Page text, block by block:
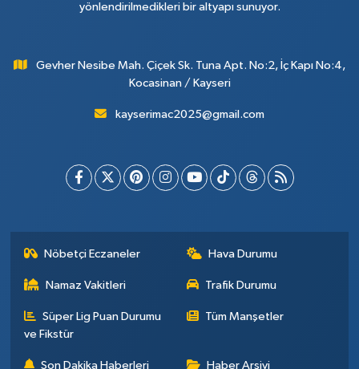
yönlendirilmedikleri bir altyapı sunuyor.
Gevher Nesibe Mah. Çiçek Sk. Tuna Apt. No:2, İç Kapı No:4,
Kocasinan / Kayseri
kayserimac2025@gmail.com
Nöbetçi Eczaneler Hava Durumu
Namaz Vakitleri Trafik Durumu
Süper Lig Puan Durumu
ve Fikstür
Tüm Manşetler
Son Dakika Haberleri Haber Arşivi